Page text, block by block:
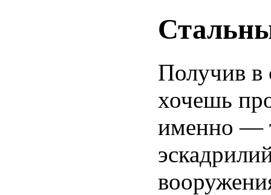
Получив в
хочешь
именно —